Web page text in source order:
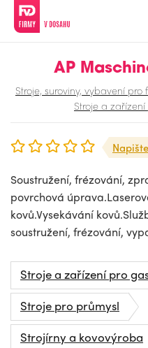
AP
Stroje, suroviny, vybavení pro
Stroje a
Soustružení, frézování,
povrchová
kovů.Vysekávání
soustružení, frézování,
Stroje a zařízení pro
Stroje pro průmysl
Strojírny a kovovýroba